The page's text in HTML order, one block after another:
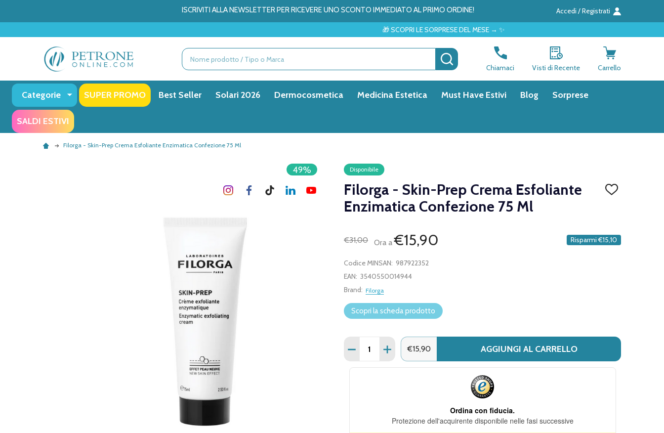
ISCRIVITI ALLA NEWSLETTER PER RICEVERE UNO SCONTO IMMEDIATO AL PRIMO ORDINE! Accedi / Registrati
🎁 SCOPRI LE SORPRESE DEL MESE → ✨
Ricerca CERCA
Chiamaci Visti di Recente Carrello
Categorie SUPER PROMO Best Seller Solari 2026 Dermocosmetica Medicina Estetica Must Have Estivi Blog Sorprese
SALDI ESTIVI
Filorga - Skin-Prep Crema Esfoliante Enzimatica Confezione 75 Ml
Disponibile
Filorga - Skin-Prep Crema Esfoliante
Enzimatica Confezione 75 Ml
AGGIUNGI
€31,00
Ora a€15,90 Risparmi €15,10
49%
Codice MINSAN: 987922352
EAN: 3540550014944
Brand: Filorga
Scopri la scheda prodotto
Quantità:
DIMINUISCI QUANTITÀ DI FILORGA - SKIN-PREP CREMA ESFOLIANTE ENZIMATICA
AUMENTA QUANTITÀ DI FILORGA - SKIN-PREP CREMA ESFOLIANTE
€15,90 AGGIUNGI AL CARRELLO